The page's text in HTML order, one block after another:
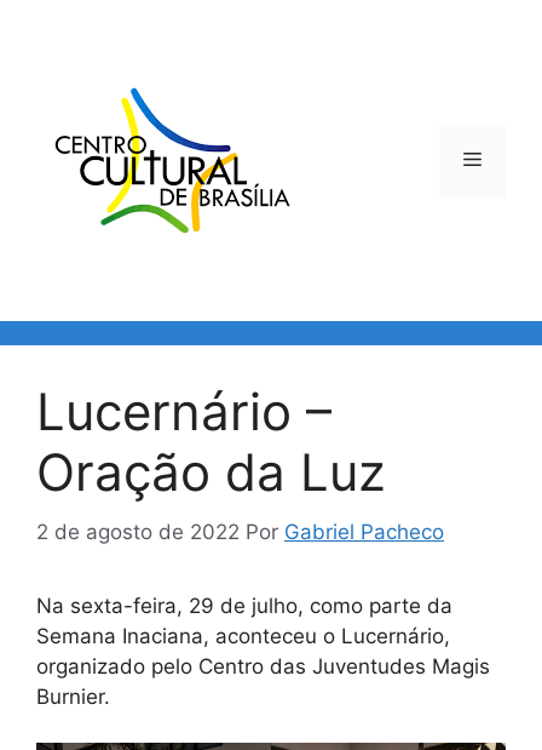
Menu
Lucernário –
Oração da Luz
2 de agosto de 2022 Por Gabriel Pacheco
Na sexta-feira, 29 de julho, como parte da
Semana Inaciana, aconteceu o Lucernário,
organizado pelo Centro das Juventudes Magis
Burnier.